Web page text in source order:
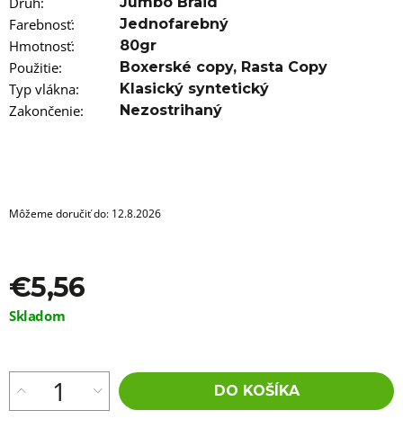
Farebnosť: Jednofarebný
Hmotnosť: 80gr
Použitie: Boxerské copy, Rasta Copy
Typ vlákna: Klasický syntetický
Zakončenie: Nezostrihaný
Môžeme doručiť do: 12.8.2026
€5,56
Jednotková
Skladom
DO KOŠÍKA
m
e
ROVNÝ
MICRO
ZIZI
OMBRE